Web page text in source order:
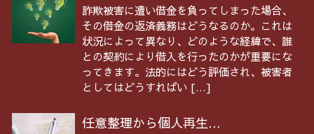
詐欺被害に遭い借金を負ってしまった場合、
その借金の返済義務はどうなるのか。これは
状況によって異なり、どのような経緯で、誰
との契約により借入を行ったのかが重要にな
ってきます。法的にはどう評価され、被害者
としてはどうすればい […]
任意整理から個人再生...